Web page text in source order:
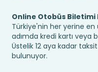
Online Otobüs Biletimi
Türkiye'nin her yerine
adımda kredi kartı veya
Üstelik 12 aya kadar
bulunuyor.